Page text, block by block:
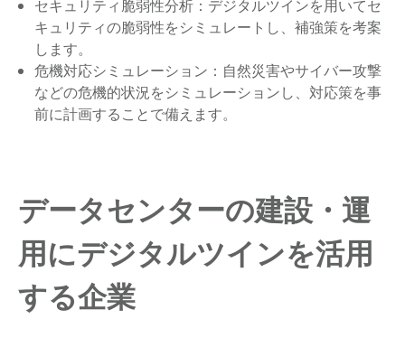
セキュリティ脆弱性分析：デジタルツインを用いてセ
キュリティの脆弱性をシミュレートし、補強策を考案
します。
危機対応シミュレーション：自然災害やサイバー攻撃
などの危機的状況をシミュレーションし、対応策を事
前に計画することで備えます。
データセンターの建設・運
用にデジタルツインを活用
する企業